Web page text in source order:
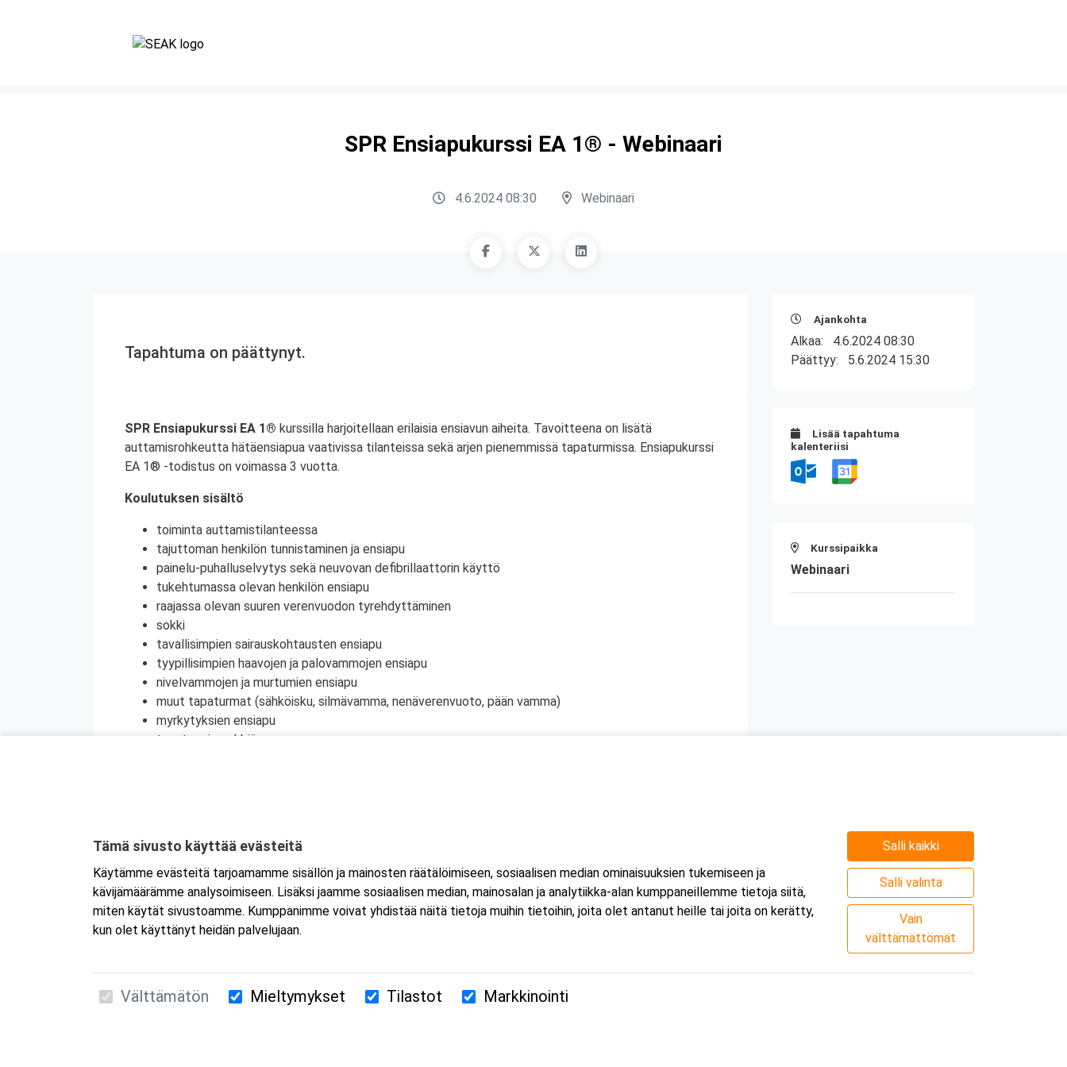
SPR Ensiapukurssi EA 1® - Webinaari
4.6.2024 08:30 Webinaari
Tapahtuma on päättynyt.
SPR Ensiapukurssi EA 1® kurssilla harjoitellaan erilaisia ensiavun aiheita. Tavoitteena on lisätä
auttamisrohkeutta hätäensiapua vaativissa tilanteissa sekä arjen pienemmissä tapaturmissa. Ensiapukurssi
EA 1® -todistus on voimassa 3 vuotta.
Koulutuksen sisältö
toiminta auttamistilanteessa
tajuttoman henkilön tunnistaminen ja ensiapu
painelu-puhalluselvytys sekä neuvovan defibrillaattorin käyttö
tukehtumassa olevan henkilön ensiapu
raajassa olevan suuren verenvuodon tyrehdyttäminen
sokki
tavallisimpien sairauskohtausten ensiapu
tyypillisimpien haavojen ja palovammojen ensiapu
nivelvammojen ja murtumien ensiapu
muut tapaturmat (sähköisku, silmävamma, nenäverenvuoto, pään vamma)
myrkytyksien ensiapu
tapaturmien ehkäisy
ladata koneelle, voit osallistua suoraan selaimessa. Tuetut selaimet: Microsoft Edge, Chromen uusin
versio, Firefoxin uusin versio. Tarkemmat ohjeet lähetetään vahvistusviestissä.
Ajankohta
Alkaa: 4.6.2024 08:30
Päättyy: 5.6.2024 15:30
Lisää tapahtuma
kalenteriisi
Kurssipaikka
Webinaari
Suomen Ensiapukoulutus Oy / Valimotie 21 / 00380 Helsinki
Tämä sivusto käyttää evästeitä
Käytämme evästeitä tarjoamamme sisällön ja mainosten räätälöimiseen, sosiaalisen median ominaisuuksien tukemiseen ja
kävijämäärämme analysoimiseen. Lisäksi jaamme sosiaalisen median, mainosalan ja analytiikka-alan kumppaneillemme tietoja siitä,
miten käytät sivustoamme. Kumppanimme voivat yhdistää näitä tietoja muihin tietoihin, joita olet antanut heille tai joita on kerätty,
kun olet käyttänyt heidän palvelujaan.
Salli kaikki
Salli valinta
Vain
välttämättömät
Välttämätön Mieltymykset Tilastot Markkinointi